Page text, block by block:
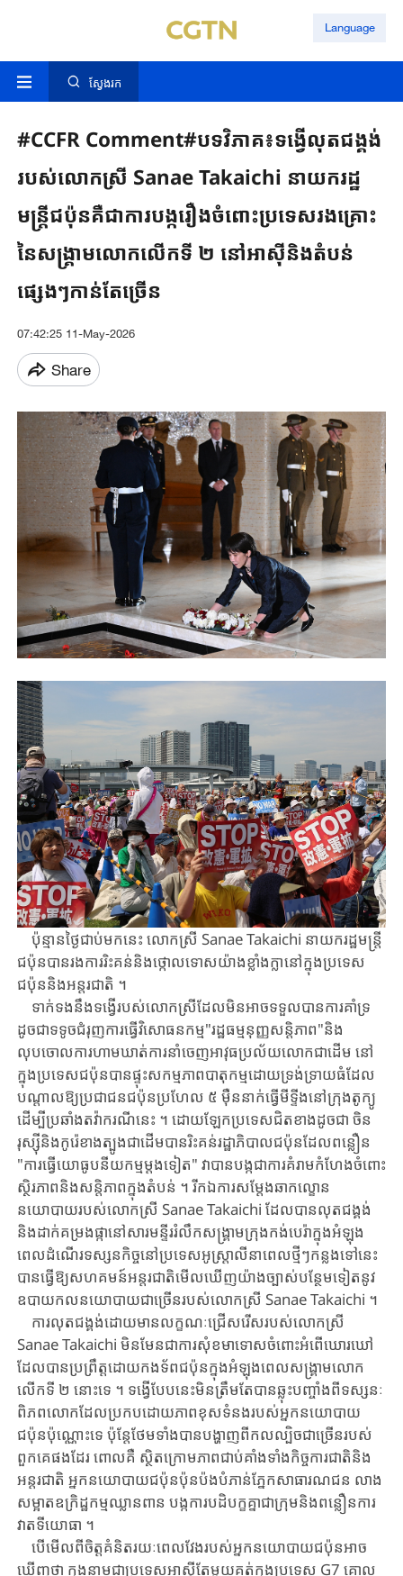
Language
ស្វែងរក
#CCFR Comment#បទវិភាគ៖ទង្វើលុតជង្គង់
របស់លោកស្រី Sanae Takaichi នាយករដ្ឋ
មន្ត្រីជប៉ុនគឺជាការបង្ករឿងចំពោះប្រទេសរងគ្រោះ
នៃសង្គ្រាមលោកលើកទី ២ នៅអាស៊ីនិងតំបន់
ផ្សេងៗកាន់តែច្រើន
07:42:25 11-May-2026
Share
ប៉ុន្មានថ្ងៃជាប់មកនេះ ​លោកស្រី ​Sanae ​Takaichi ​នាយករដ្ឋមន្ត្រី
ជប៉ុន​បាន​រង​​ការរិះគន់​និង​ថ្កោលទោសយ៉ាងខ្លាំងក្លា​នៅក្នុងប្រទេស​
ជប៉ុន​និង​អន្តរជាតិ ​។
ទាក់ទង​នឹង​ទង្វើ​របស់​លោកស្រី​ដែល​មិនអាចទទួលបានការគាំទ្រ ​
ដូចជា​ទទូចជំរុញ​ការ​ធ្វើ​វិសោធនកម្ម​"រដ្ឋធម្មនុញ្ញ​សន្តិភាព"និង​
លុបចោល​ការហាមឃាត់ការនាំចេញ​អាវុធ​ប្រល័យ​លោក​ជាដើម ​នៅ
ក្នុង​ប្រទេស​ជប៉ុនបាន​ផ្ទុះ​សកម្មភាពបាតុកម្មដោយ​ទ្រង់ទ្រាយធំ​ដែល​
បណ្តាលឱ្យ​ប្រជាជន​ជប៉ុន​ប្រហែល ​៥ ​ម៉ឺននាក់​ធ្វើមីទ្ទីង​នៅក្រុងតូក្យូ​
ដើម្បី​ប្រឆាំង​តវ៉ា​ករណី​នេះ ​។ ​ដោយឡែក​ប្រទេសជិតខាង​ដូចជា ​ចិន ​
រុស្ស៊ី​និងកូរ៉េខាងត្បូង​ជាដើម​បាន​រិះ​គន់​រដ្ឋាភិបាល​ជប៉ុន​ដែល​ពន្លឿន​
"ការធ្វើយោធូបនីយកម្មម្តងទៀត" ​វាបាន​បង្កជា​ការគំរាម​កំ​ហែង​ចំពោះ​
ស្ថិរភាព​និង​សន្តិភាព​ក្នុងតំបន់ ​។ ​រីកឯ​ការ​សម្តែងឆាកល្ខោន​
នយោបាយ​របស់​លោក​ស្រី ​Sanae ​Takaichi ​ដែល​បាន​លុតជង្គង់​
និងដាក់គម្រងផ្កា​នៅ​សារមន្ទីរ​រំលឹក​សង្គ្រាម​ក្រុងកង់បេរ៉ា​ក្នុងអំឡុង
ពេល​ដំណើរទស្សនកិច្ច​នៅ​ប្រទេសអូស្ត្រាលី​នាពេល​ថ្មីៗ​កន្លង​ទៅ​នេះ​
បាន​ធ្វើ​ឱ្យ​សហគមន៍អន្តរជាតិ​មើលឃើញយ៉ាង​ច្បាស់​បន្ថែម​ទៀត​នូវ​
ឧបាយ​កល​នយោបាយ​ជាច្រើន​របស់​លោកស្រី ​Sanae ​Takaichi ​។
ការ​លុតជង្គង់​ដោយ​មានលក្ខណៈជ្រើសរើស​របស់​លោកស្រី ​
Sanae ​Takaichi ​មិនមែន​ជា​ការ​សុំខមាទោសចំពោះ​អំពើឃោរឃៅ​
ដែលបានប្រព្រឹត្ត​ដោយកងទ័ពជប៉ុន​ក្នុងអំឡុង​ពេល​សង្គ្រាម​លោក
លើកទី ​២ ​នោះទេ ​។ ​ទង្វើបែបនេះ​មិនត្រឹមតែ​បាន​ឆ្លុះបញ្ចាំង​ពី​ទស្សនៈ​
ពិភព​លោក​ដែលប្រកប​ដោយ​​ភាពខុសទំនង​​របស់​អ្នកនយោបាយ
ជប៉ុនប៉ុណ្ណោះទេ ​ប៉ុន្តែ​ថែម​ទាំង​បាន​បង្ហាញ​ពី​កលល្បិច​ជា​ច្រើន​របស់​
ពួកគេ​ផងដែរ ​ពោលគឺ ​ស្ថិត​ក្រោម​​ភាព​ជាប់​គាំង​ទាំងកិច្ចការជាតិនិង
អន្តរជាតិ ​អ្នកនយោបាយជប៉ុន​ប៉ុនប៉ង​បំភាន់ភ្នែក​សាធារណ​ជន ​លាង​
សម្អាត​ឧក្រិដ្ឋកម្មឈ្លានពាន ​បង្ក​ការបដិបក្ខគ្នាជាក្រុម​និង​ពន្លឿន​ការ​
វាតទី​យោធា ​។
បើ​មើល​ពី​ចិត្តគំនិត​រយៈពេលវែង​របស់​អ្នកនយោបាយជប៉ុន​អាច
ឃើញថា ​ក្នុងនាម​ជា​ប្រទេស​អាស៊ី​តែមួយគត់​ក្នុងប្រទេស ​G7 ​គោល​